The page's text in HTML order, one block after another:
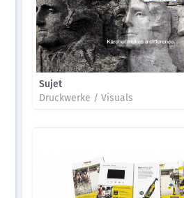
Sujet
Druckwerke / Visuals